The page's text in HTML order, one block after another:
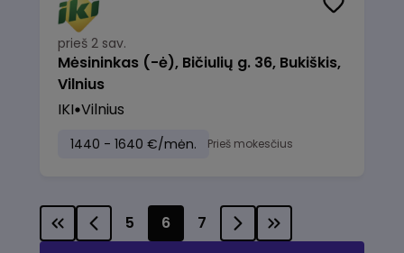
prieš 2 sav.
Mėsininkas (-ė), Bičiulių g. 36, Bukiškis,
Vilnius
IKI Vilnius
1440 - 1640 €/mėn. Prieš mokesčius
5 6 7